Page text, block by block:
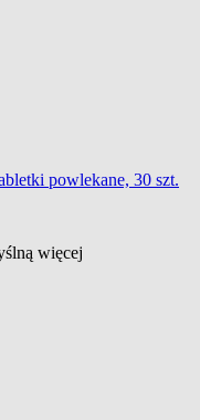
powlekane, 30 szt.
więcej